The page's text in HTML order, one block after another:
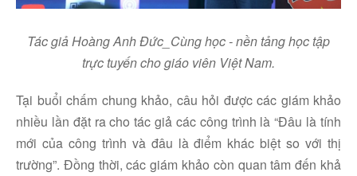
Tác giả Hoàng Anh Đức_Cùng học - nền tảng học tập
trực tuyến cho giáo viên Việt Nam.
Tại buổi chấm chung khảo, câu hỏi được các giám khảo
nhiều lần đặt ra cho tác giả các công trình là “Đâu là tính
mới của công trình và đâu là điểm khác biệt so với thị
trường”. Đồng thời, các giám khảo còn quan tâm đến khả